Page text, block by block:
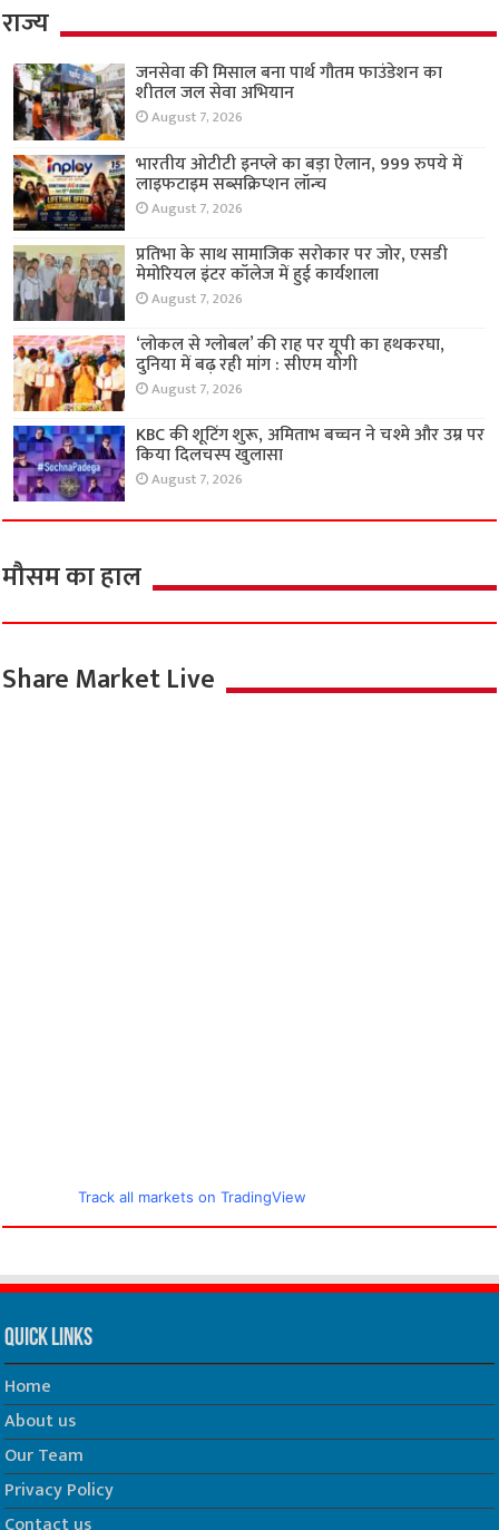
राज्य
जनसेवा की मिसाल बना पार्थ गौतम फाउंडेशन का
शीतल जल सेवा अभियान
August 7, 2026
भारतीय ओटीटी इनप्ले का बड़ा ऐलान, 999 रुपये में
लाइफटाइम सब्सक्रिप्शन लॉन्च
August 7, 2026
प्रतिभा के साथ सामाजिक सरोकार पर जोर, एसडी
मेमोरियल इंटर कॉलेज में हुई कार्यशाला
August 7, 2026
‘लोकल से ग्लोबल’ की राह पर यूपी का हथकरघा,
दुनिया में बढ़ रही मांग : सीएम योगी
August 7, 2026
KBC की शूटिंग शुरू, अमिताभ बच्चन ने चश्मे और उम्र पर
किया दिलचस्प खुलासा
August 7, 2026
मौसम का हाल
Share Market Live
Track all markets on TradingView
Quick Links
Home
About us
Our Team
Privacy Policy